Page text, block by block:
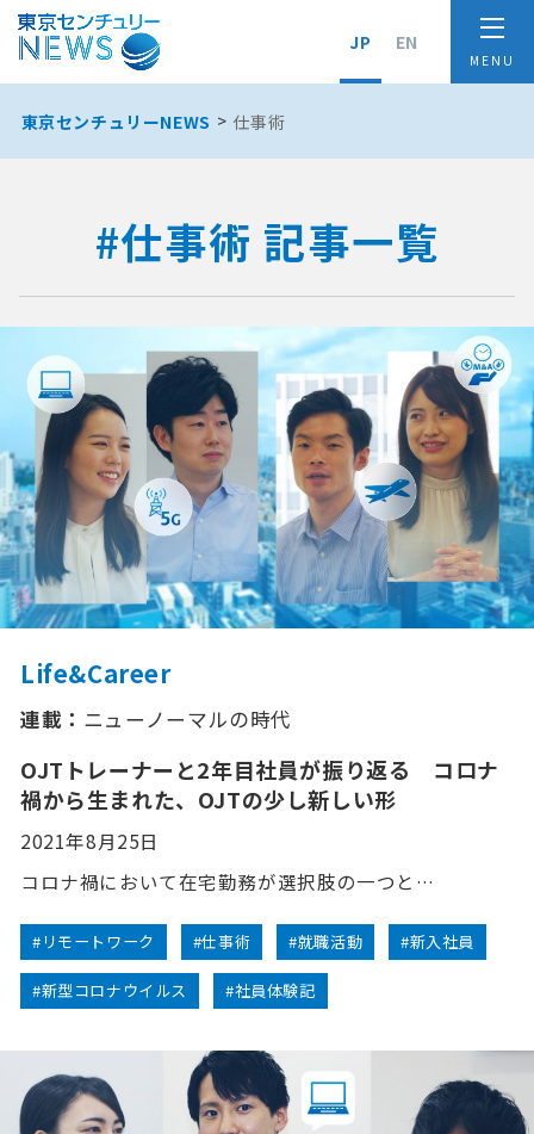
JP EN
東京センチュリーNEWS 仕事術
#仕事術 記事一覧
Life&Career
連載： ニューノーマルの時代
OJTトレーナーと2年目社員が振り返る コロナ
禍から生まれた、OJTの少し新しい形
2021年8月25日
コロナ禍において在宅勤務が選択肢の一つと…
#リモートワーク #仕事術 #就職活動 #新入社員
#新型コロナウイルス #社員体験記